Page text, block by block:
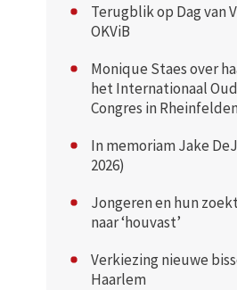
Terugblik op Dag van
OKViB
Monique Staes over
het Internationaal
Congres in
In memoriam Jake
2026)
Jongeren en hun
naar ‘houvast’
Verkiezing nieuwe
Haarlem